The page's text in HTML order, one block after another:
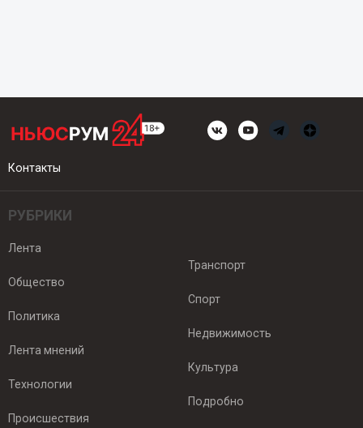
Контакты
РУБРИКИ
Лента
Общество
Политика
Лента мнений
Технологии
Происшествия
Транспорт
Спорт
Недвижимость
Культура
Подробно